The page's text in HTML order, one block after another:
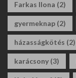
Farkas Ilona (2)
gyermeknap (2)
házasságkötés (2)
karácsony (3)